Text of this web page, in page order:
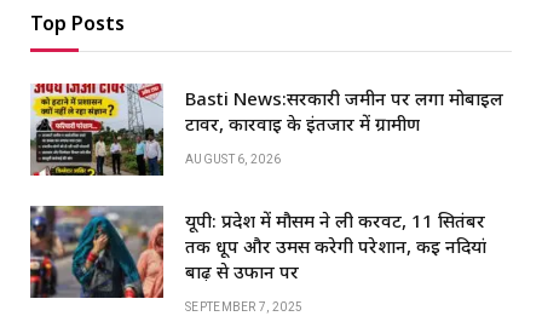
Top Posts
Basti News:सरकारी जमीन पर लगा मोबाइल
टावर, कार्रवाई के इंतजार में ग्रामीण
AUGUST 6, 2026
यूपी: प्रदेश में मौसम ने ली करवट, 11 सितंबर
तक धूप और उमस करेगी परेशान, कई नदियां
बाढ़ से उफान पर
SEPTEMBER 7, 2025